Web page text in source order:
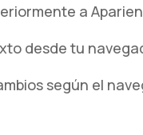
a
desde tu
según el